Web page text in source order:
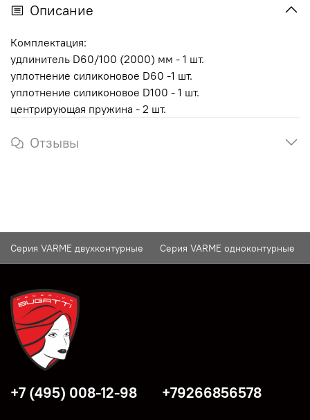
Описание
Комплектация:
удлинитель D60/100 (2000) мм - 1 шт.
уплотнение силиконовое D60 -1 шт.
уплотнение силиконовое D100 - 1 шт.
центрирующая пружина - 2 шт.
Отзывы
Серия VARME двухконтурные Серия VARME одноконтурные
+7 (495) 008-12-98 +79266856578